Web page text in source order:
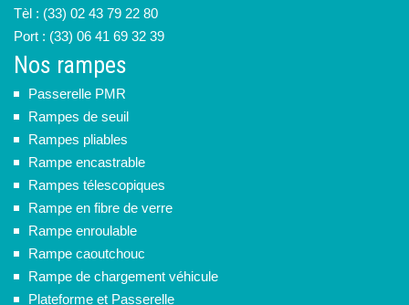
Tèl : (33) 02 43 79 22 80
Port : (33) 06 41 69 32 39
Nos rampes
Passerelle PMR
Rampes de seuil
Rampes pliables
Rampe encastrable
Rampes télescopiques
Rampe en fibre de verre
Rampe enroulable
Rampe caoutchouc
Rampe de chargement véhicule
Plateforme et Passerelle